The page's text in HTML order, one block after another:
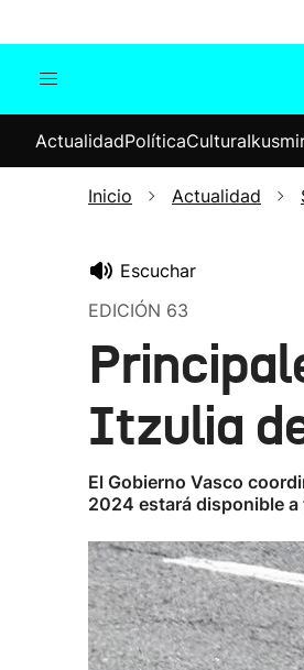
Internacional
ActualidadPolíticaCultura
Inicio Actualidad
Escuchar
EDICIÓN 63
Itzulia
El Gobierno Vasco
2024 estará disponible a